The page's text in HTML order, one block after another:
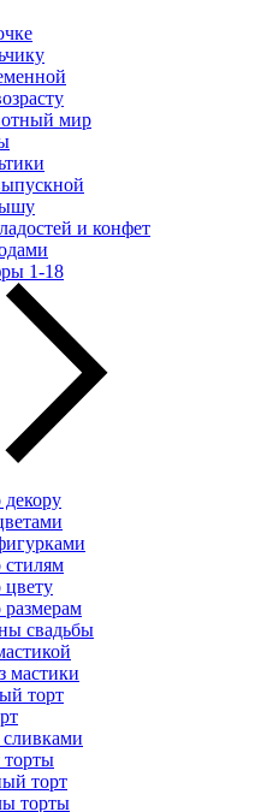
мир
и конфет
1-18
свадьбы
мастики
торт
торты
торт
торты